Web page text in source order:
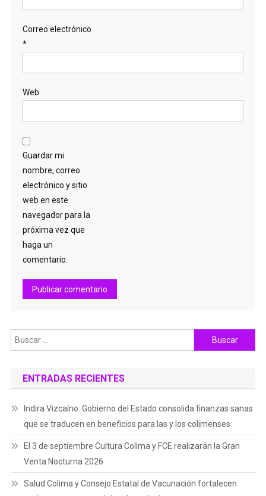
Correo electrónico
*
Web
Guardar mi
nombre, correo
electrónico y sitio
web en este
navegador para la
próxima vez que
haga un
comentario.
Buscar:
ENTRADAS RECIENTES
Indira Vizcaíno: Gobierno del Estado consolida finanzas sanas
que se traducen en beneficios para las y los colimenses
El 3 de septiembre Cultura Colima y FCE realizarán la Gran
Venta Nocturna 2026
Salud Colima y Consejo Estatal de Vacunación fortalecen